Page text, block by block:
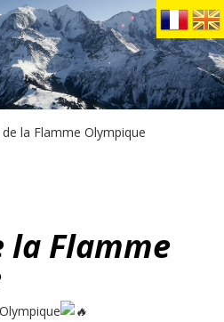
de la Flamme Olympique
la Flamme